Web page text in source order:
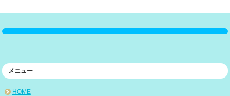
メニュー
HOME